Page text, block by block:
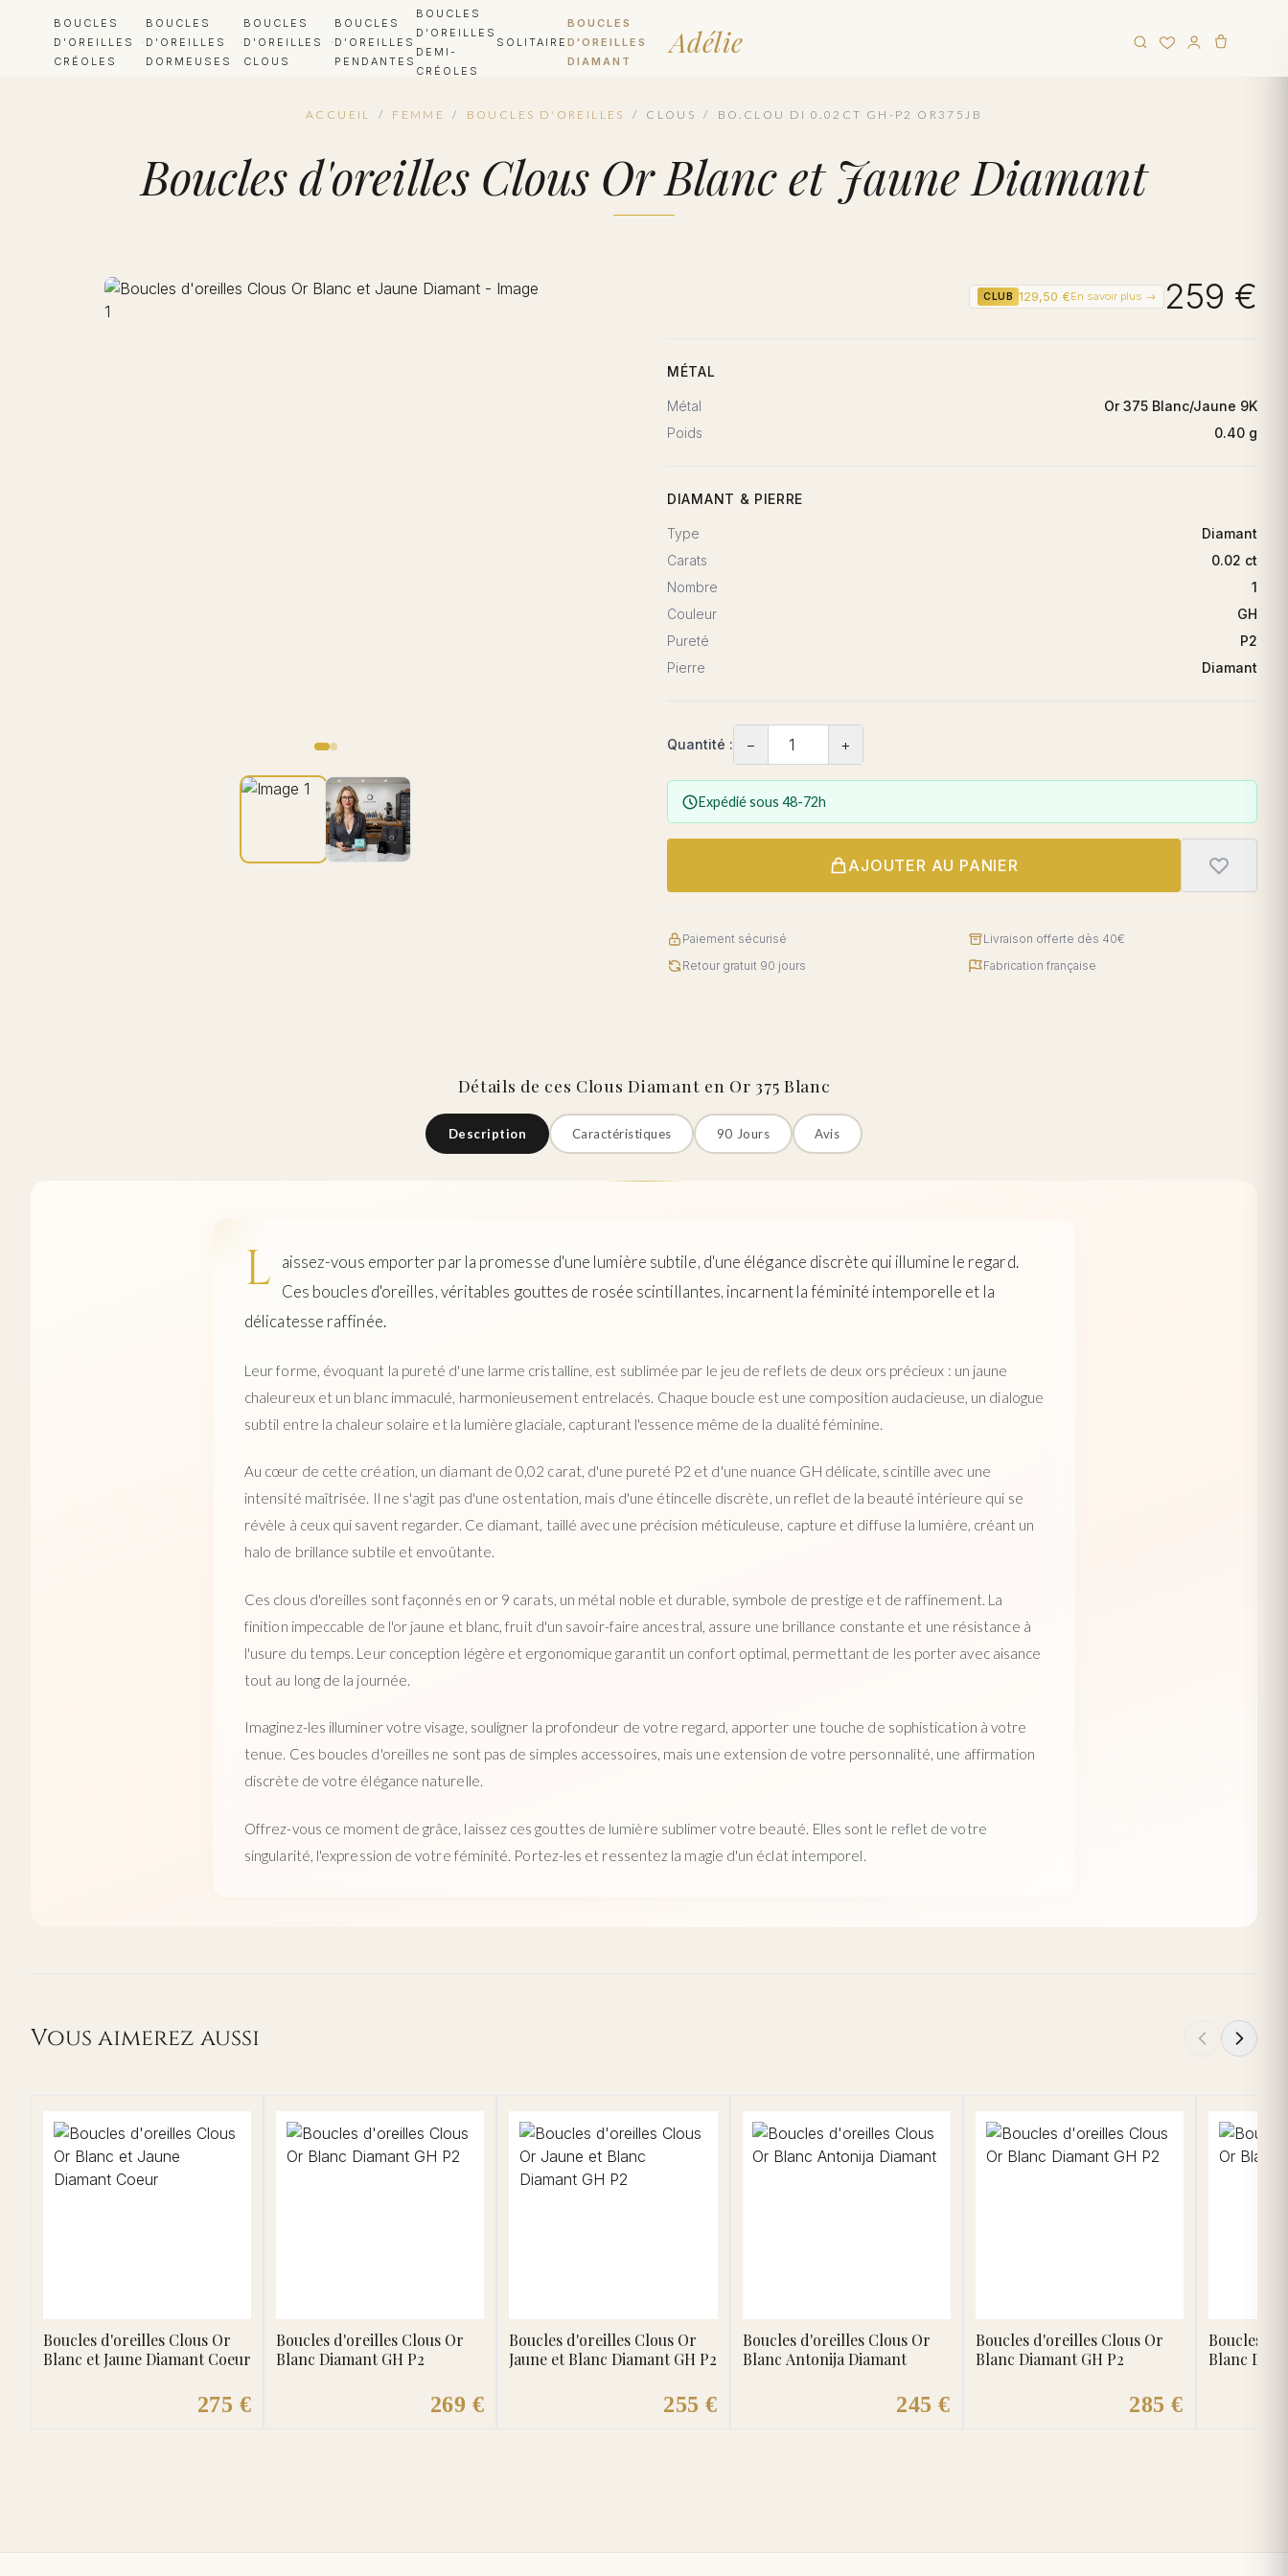
BOUCLES
D'OREILLES
CRÉOLES
BOUCLES
D'OREILLES
DORMEUSES
BOUCLES
D'OREILLES
CLOUS
BOUCLES
D'OREILLES
PENDANTES
BOUCLES
D'OREILLES
DEMI-
CRÉOLES
SOLITAIRE
BOUCLES
D'OREILLES
DIAMANT
Adélie
ACCUEIL / FEMME / BOUCLES D'OREILLES / CLOUS / BO.CLOU DI 0.02CT GH-P2 OR375JB
Boucles d'oreilles Clous Or Blanc et Jaune Diamant
CLUB 129,50 €En savoir plus → 259 €
MÉTAL
Métal
Or 375 Blanc/Jaune 9K
Poids
0.40 g
DIAMANT & PIERRE
Type
Diamant
Carats
0.02 ct
Nombre
1
Couleur
GH
Pureté
P2
Pierre
Diamant
Quantité : − +
Expédié sous 48-72h
AJOUTER AU PANIER
Paiement sécurisé
Livraison offerte dès 40€
Retour gratuit 90 jours
Fabrication française
Détails de ces Clous Diamant en Or 375 Blanc
Description Caractéristiques 90 Jours Avis
L
aissez-vous emporter par la promesse d'une lumière subtile, d'une élégance discrète qui illumine le regard.
Ces boucles d'oreilles, véritables gouttes de rosée scintillantes, incarnent la féminité intemporelle et la
délicatesse raffinée.
Leur forme, évoquant la pureté d'une larme cristalline, est sublimée par le jeu de reflets de deux ors précieux : un jaune
chaleureux et un blanc immaculé, harmonieusement entrelacés. Chaque boucle est une composition audacieuse, un dialogue
subtil entre la chaleur solaire et la lumière glaciale, capturant l'essence même de la dualité féminine.
Au cœur de cette création, un diamant de 0,02 carat, d'une pureté P2 et d'une nuance GH délicate, scintille avec une
intensité maîtrisée. Il ne s'agit pas d'une ostentation, mais d'une étincelle discrète, un reflet de la beauté intérieure qui se
révèle à ceux qui savent regarder. Ce diamant, taillé avec une précision méticuleuse, capture et diffuse la lumière, créant un
halo de brillance subtile et envoûtante.
Ces clous d'oreilles sont façonnés en or 9 carats, un métal noble et durable, symbole de prestige et de raffinement. La
finition impeccable de l'or jaune et blanc, fruit d'un savoir-faire ancestral, assure une brillance constante et une résistance à
l'usure du temps. Leur conception légère et ergonomique garantit un confort optimal, permettant de les porter avec aisance
tout au long de la journée.
Imaginez-les illuminer votre visage, souligner la profondeur de votre regard, apporter une touche de sophistication à votre
tenue. Ces boucles d'oreilles ne sont pas de simples accessoires, mais une extension de votre personnalité, une affirmation
discrète de votre élégance naturelle.
Offrez-vous ce moment de grâce, laissez ces gouttes de lumière sublimer votre beauté. Elles sont le reflet de votre
singularité, l'expression de votre féminité. Portez-les et ressentez la magie d'un éclat intemporel.
Vous aimerez aussi
Boucles d'oreilles Clous Or
Blanc et Jaune Diamant Coeur
275 €
Boucles d'oreilles Clous Or
Blanc Diamant GH P2
269 €
Boucles d'oreilles Clous Or
Jaune et Blanc Diamant GH P2
255 €
Boucles d'oreilles Clous Or
Blanc Antonija Diamant
245 €
Boucles d'oreilles Clous Or
Blanc Diamant GH P2
285 €
Boucles
Blanc